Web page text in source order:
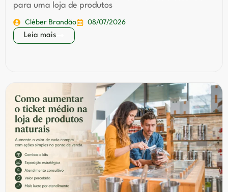
para uma loja de produtos
Cléber Brandão 08/07/2026
Leia mais